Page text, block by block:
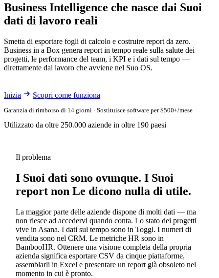
Business Intelligence che nasce dai Suoi
dati di lavoro reali
Smetta di esportare fogli di calcolo e costruire report da zero.
Business in a Box genera report in tempo reale sulla salute dei
progetti, le performance del team, i KPI e i dati sul tempo —
direttamente dal lavoro che avviene nel Suo OS.
Inizia Scopri come funziona
Garanzia di rimborso di 14 giorni · Sostituisce software per $500+/mese
Utilizzato da oltre 250.000 aziende in oltre 190 paesi
Il problema
I Suoi dati sono ovunque. I Suoi
report non Le dicono nulla di utile.
La maggior parte delle aziende dispone di molti dati — ma
non riesce ad accedervi quando conta. Lo stato dei progetti
vive in Asana. I dati sul tempo sono in Toggl. I numeri di
vendita sono nel CRM. Le metriche HR sono in
BambooHR. Ottenere una visione completa della propria
azienda significa esportare CSV da cinque piattaforme,
assemblarli in Excel e presentare un report già obsoleto nel
momento in cui è pronto.